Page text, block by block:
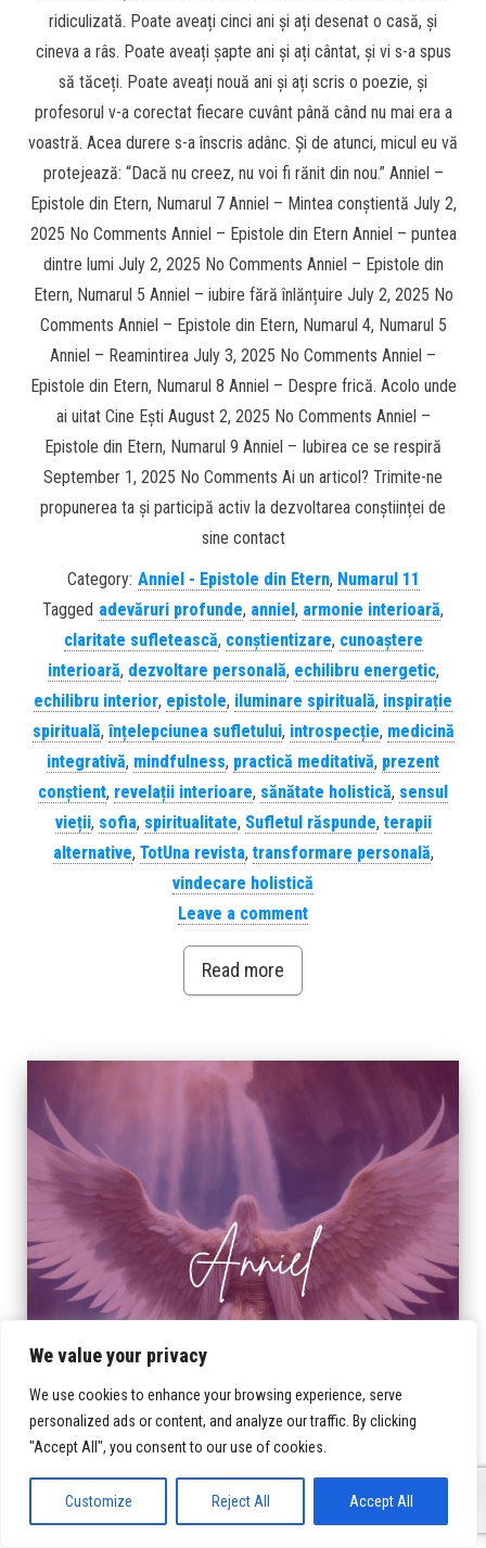
We value your privacy
We use cookies to enhance your browsing experience, serve
personalized ads or content, and analyze our traffic. By clicking
"Accept All", you consent to our use of cookies.
Customize Reject All Accept All
ridiculizată. Poate aveați cinci ani și ați desenat o casă, și
cineva a râs. Poate aveați șapte ani și ați cântat, și vi s-a spus
să tăceți. Poate aveați nouă ani și ați scris o poezie, și
profesorul v-a corectat fiecare cuvânt până când nu mai era a
voastră. Acea durere s-a înscris adânc. Și de atunci, micul eu vă
protejează: “Dacă nu creez, nu voi fi rănit din nou.” Anniel –
Epistole din Etern, Numarul 7 Anniel – Mintea conștientă July 2,
2025 No Comments Anniel – Epistole din Etern Anniel – puntea
dintre lumi July 2, 2025 No Comments Anniel – Epistole din
Etern, Numarul 5 Anniel – iubire fără înlănțuire July 2, 2025 No
Comments Anniel – Epistole din Etern, Numarul 4, Numarul 5
Anniel – Reamintirea July 3, 2025 No Comments Anniel –
Epistole din Etern, Numarul 8 Anniel – Despre frică. Acolo unde
ai uitat Cine Ești August 2, 2025 No Comments Anniel –
Epistole din Etern, Numarul 9 Anniel – Iubirea ce se respiră
September 1, 2025 No Comments Ai un articol? Trimite-ne
propunerea ta și participă activ la dezvoltarea conștiinței de
sine contact
Category: Anniel - Epistole din Etern, Numarul 11
Tagged adevăruri profunde, anniel, armonie interioară,
claritate sufletească, conștientizare, cunoaștere
interioară, dezvoltare personală, echilibru energetic,
echilibru interior, epistole, iluminare spirituală, inspirație
spirituală,înțelepciunea sufletului, introspecție, medicină
integrativă, mindfulness, practică meditativă, prezent
conștient, revelații interioare, sănătate holistică, sensul
vieții, sofia, spiritualitate, Sufletul răspunde, terapii
alternative, TotUna revista, transformare personală,
vindecare holistică
Leave a comment
Read more